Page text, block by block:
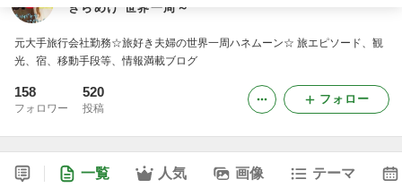
きらめけ 世界一周～
元大手旅行会社勤務☆旅好き夫婦の世界一周ハネムーン☆ 旅エピソード、観
光、宿、移動手段等、情報満載ブログ
158
フォロワー
520
投稿
フォロー
一覧 人気 画像 テーマ